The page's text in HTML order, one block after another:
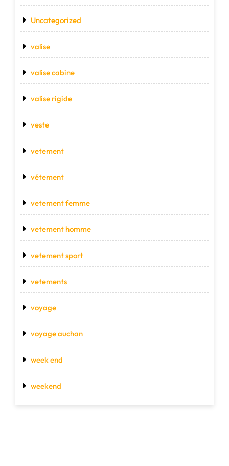
Uncategorized
valise
valise cabine
valise rigide
veste
vetement
vétement
vetement femme
vetement homme
vetement sport
vetements
voyage
voyage auchan
week end
weekend